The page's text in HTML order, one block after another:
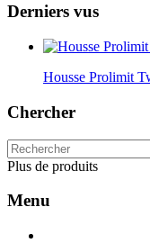
Derniers vus
Housse Prolimit
Chercher
Plus de produits
Menu